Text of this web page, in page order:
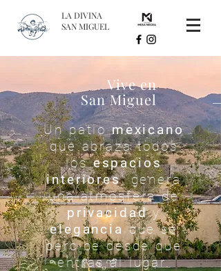
LA DIVINA
SAN MIGUEL
Vive en
San Miguel
Un patiomexicano
que abraza todos
losespacios
interiores, genera
una atmósfera de
privacidady
eleganciaque se
percibe desde que
entras al lugar.